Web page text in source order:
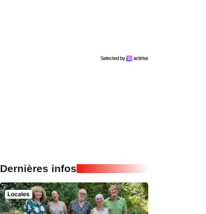
Dernières infos
Locales